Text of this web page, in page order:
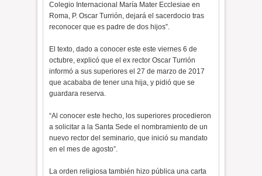
Colegio Internacional María Mater Ecclesiae en
Roma, P. Oscar Turrión, dejará el sacerdocio tras
reconocer que es padre de dos hijos”.
El texto, dado a conocer este este viernes 6 de
octubre, explicó que el ex rector Oscar Turrión
informó a sus superiores el 27 de marzo de 2017
que acababa de tener una hija, y pidió que se
guardara reserva.
“Al conocer este hecho, los superiores procedieron
a solicitar a la Santa Sede el nombramiento de un
nuevo rector del seminario, que inició su mandato
en el mes de agosto”.
La orden religiosa también hizo pública una carta